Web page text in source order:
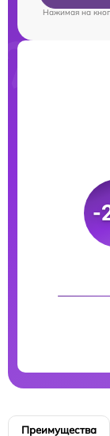
Нажимая на
-
Преимущества